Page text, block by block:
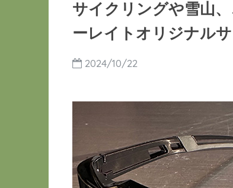
サイクリングや雪山
ーレイトオリジナル
2024/10/22